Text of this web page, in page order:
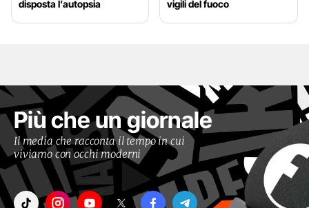
disposta l’autopsia
vigili del fuoco
Più che un giornale
Il media che racconta il tempo in cui
viviamo con occhi moderni